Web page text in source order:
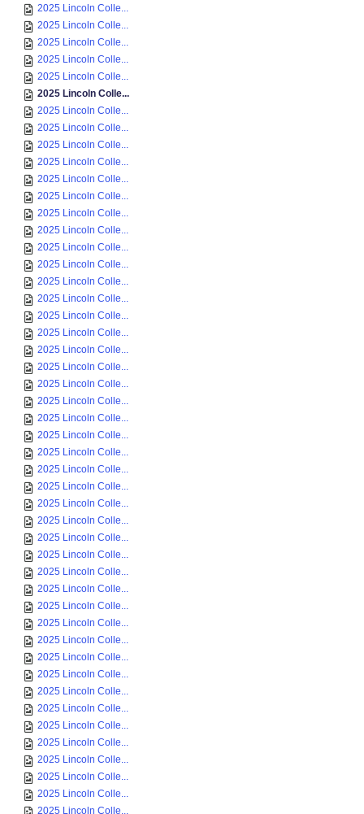
2025 Lincoln Colle...
2025 Lincoln Colle...
2025 Lincoln Colle...
2025 Lincoln Colle...
2025 Lincoln Colle...
2025 Lincoln Colle...
2025 Lincoln Colle...
2025 Lincoln Colle...
2025 Lincoln Colle...
2025 Lincoln Colle...
2025 Lincoln Colle...
2025 Lincoln Colle...
2025 Lincoln Colle...
2025 Lincoln Colle...
2025 Lincoln Colle...
2025 Lincoln Colle...
2025 Lincoln Colle...
2025 Lincoln Colle...
2025 Lincoln Colle...
2025 Lincoln Colle...
2025 Lincoln Colle...
2025 Lincoln Colle...
2025 Lincoln Colle...
2025 Lincoln Colle...
2025 Lincoln Colle...
2025 Lincoln Colle...
2025 Lincoln Colle...
2025 Lincoln Colle...
2025 Lincoln Colle...
2025 Lincoln Colle...
2025 Lincoln Colle...
2025 Lincoln Colle...
2025 Lincoln Colle...
2025 Lincoln Colle...
2025 Lincoln Colle...
2025 Lincoln Colle...
2025 Lincoln Colle...
2025 Lincoln Colle...
2025 Lincoln Colle...
2025 Lincoln Colle...
2025 Lincoln Colle...
2025 Lincoln Colle...
2025 Lincoln Colle...
2025 Lincoln Colle...
2025 Lincoln Colle...
2025 Lincoln Colle...
2025 Lincoln Colle...
2025 Lincoln Colle...